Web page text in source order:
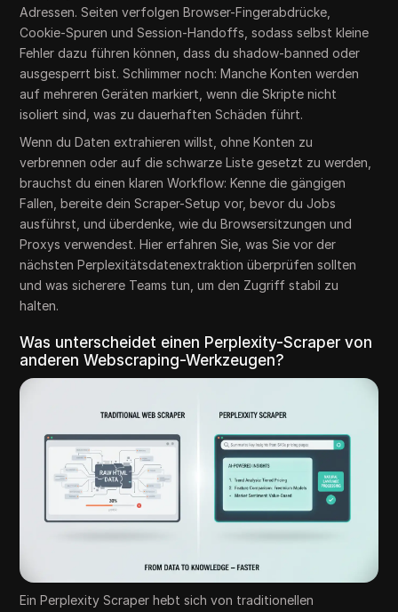
Adressen. Seiten verfolgen Browser-Fingerabdrücke,
Cookie-Spuren und Session-Handoffs, sodass selbst kleine
Fehler dazu führen können, dass du shadow-banned oder
ausgesperrt bist. Schlimmer noch: Manche Konten werden
auf mehreren Geräten markiert, wenn die Skripte nicht
isoliert sind, was zu dauerhaften Schäden führt.
Wenn du Daten extrahieren willst, ohne Konten zu
verbrennen oder auf die schwarze Liste gesetzt zu werden,
brauchst du einen klaren Workflow: Kenne die gängigen
Fallen, bereite dein Scraper-Setup vor, bevor du Jobs
ausführst, und überdenke, wie du Browsersitzungen und
Proxys verwendest. Hier erfahren Sie, was Sie vor der
nächsten Perplexitätsdatenextraktion überprüfen sollten
und was sicherere Teams tun, um den Zugriff stabil zu
halten.
Was unterscheidet einen Perplexity-Scraper von
anderen Webscraping-Werkzeugen?
Ein Perplexity Scraper hebt sich von traditionellen